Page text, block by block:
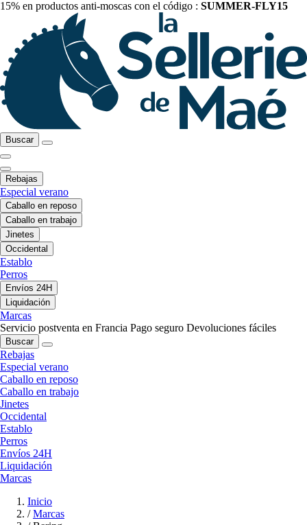
15% en productos anti-moscas con el código : SUMMER-FLY15
Buscar
Rebajas
Especial verano
Caballo en reposo
Caballo en trabajo
Jinetes
Occidental
Establo
Perros
Envíos 24H
Liquidación
Marcas
Servicio postventa en Francia Pago seguro Devoluciones fáciles
Buscar
Rebajas
Especial verano
Caballo en reposo
Caballo en trabajo
Jinetes
Occidental
Establo
Perros
Envíos 24H
Liquidación
Marcas
Inicio
/ Marcas